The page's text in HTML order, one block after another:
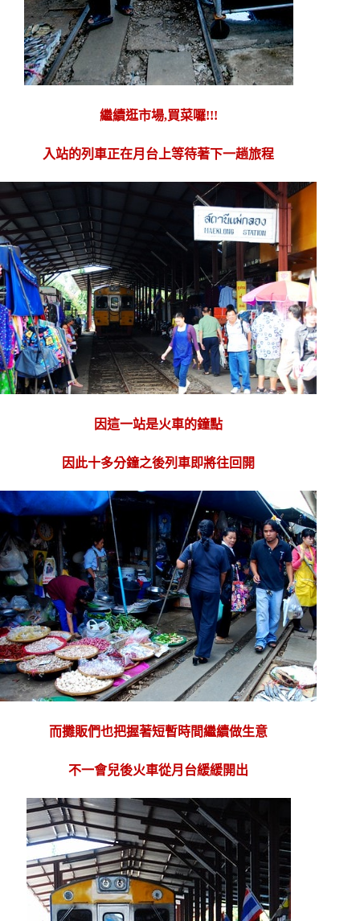
繼續逛市場,買菜囉!!!
入站的列車正在月台上等待著下一趟旅程
因這一站是火車的鐘點
因此十多分鐘之後列車即將往回開
而攤販們也把握著短暫時間繼續做生意
不一會兒後火車從月台緩緩開出